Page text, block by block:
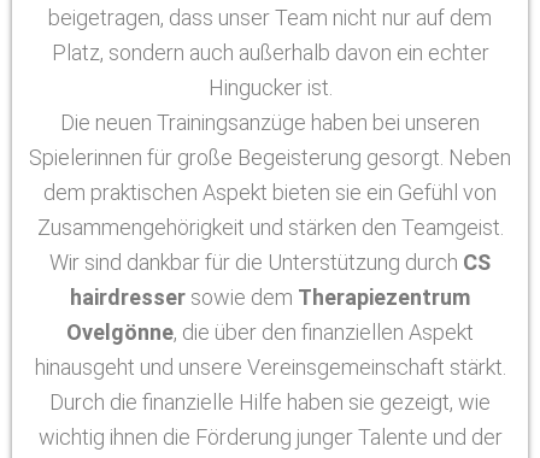
beigetragen, dass unser Team nicht nur auf dem
Platz, sondern auch außerhalb davon ein echter
Hingucker ist.
Die neuen Trainingsanzüge haben bei unseren
Spielerinnen für große Begeisterung gesorgt. Neben
dem praktischen Aspekt bieten sie ein Gefühl von
Zusammengehörigkeit und stärken den Teamgeist.
Wir sind dankbar für die Unterstützung durch CS
hairdresser sowie dem Therapiezentrum
Ovelgönne, die über den finanziellen Aspekt
hinausgeht und unsere Vereinsgemeinschaft stärkt.
Durch die finanzielle Hilfe haben sie gezeigt, wie
wichtig ihnen die Förderung junger Talente und der